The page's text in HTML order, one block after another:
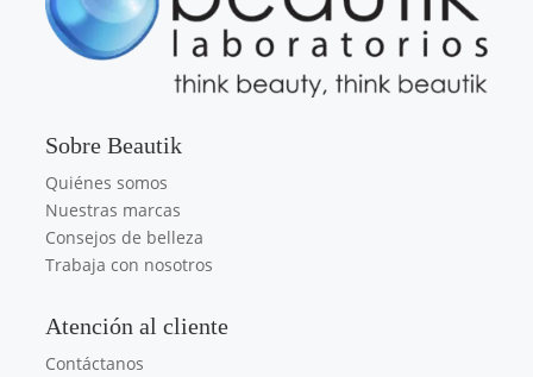
Sobre Beautik
Quiénes somos
Nuestras marcas
Consejos de belleza
Trabaja con nosotros
Atención al cliente
Contáctanos